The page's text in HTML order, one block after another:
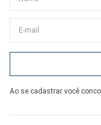
Ao se cadastrar você